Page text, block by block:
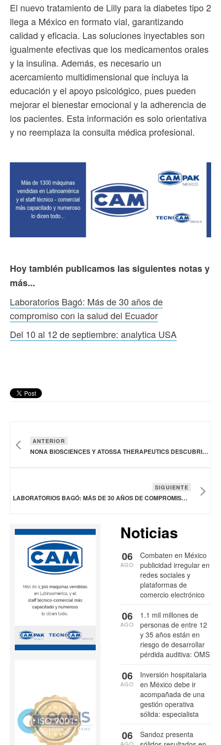
El nuevo tratamiento de Lilly para la diabetes tipo 2
llega a México en formato vial, garantizando
calidad y eficacia. Las soluciones inyectables son
igualmente efectivas que los medicamentos orales
y la insulina. Además, es necesario un
acercamiento multidimensional que incluya la
educación y el apoyo psicológico, pues pueden
mejorar el bienestar emocional y la adherencia de
los pacientes. Esta información es solo orientativa
y no reemplaza la consulta médica profesional.
Hoy también publicamos las siguientes notas y
más...
Laboratorios Bagó: Más de 30 años de
compromiso con la salud del Ecuador
Del 10 al 12 de septiembre: analytica USA
ANTERIOR
NONA BIOSCIENCES Y ATOSSA THERAPEUTICS DESCUBRIRÁN TERAPIAS CON ANTICUERPOS DE PRÓXIMA GENERACIÓN PARA CÁNCER DE MAMA
SIGUIENTE
LABORATORIOS BAGÓ: MÁS DE 30 AÑOS DE COMPROMISO CON LA SALUD DEL ECUADOR
Noticias
Combaten en México
publicidad irregular en
redes sociales y
plataformas de
comercio electrónico
06
AGO
1.1 mil millones de
personas de entre 12
y 35 años están en
riesgo de desarrollar
pérdida auditiva: OMS
06
AGO
Inversión hospitalaria
en México debe ir
acompañada de una
gestión operativa
sólida: especialista
06
AGO
Sandoz presenta
06